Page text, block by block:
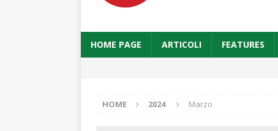
HOME PAGE ARTICOLI FEATURES
HOME 2024 Marzo